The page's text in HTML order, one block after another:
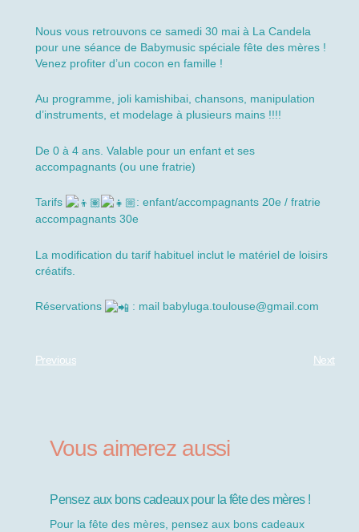
Nous vous retrouvons ce samedi 30 mai à La Candela
pour une séance de Babymusic spéciale fête des mères !
Venez profiter d’un cocon en famille !
Au programme, joli kamishibai, chansons, manipulation
d’instruments, et modelage à plusieurs mains !!!!
De 0 à 4 ans. Valable pour un enfant et ses
accompagnants (ou une fratrie)
Tarifs
: enfant/accompagnants 20e / fratrie
accompagnants 30e
La modification du tarif habituel inclut le matériel de loisirs
créatifs.
Réservations : mail babyluga.toulouse@gmail.com
Previous Next
Vous aimerez aussi
Pensez aux bons cadeaux pour la fête des mères !
Pour la fête des mères, pensez aux bons cadeaux